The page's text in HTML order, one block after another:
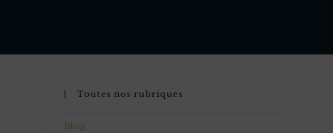
Toutes nos rubriques
Blog